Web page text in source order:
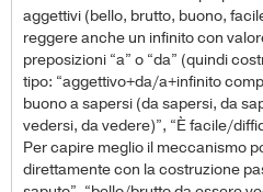
aggettivi (bello, brutto, buono,
reggere anche un infinito con
preposizioni “a” o “da” (quindi
tipo: “aggettivo+da/a+infinito
buono a sapersi (da sapersi, da
vedersi, da vedere)”, “È facile/
Per capire meglio il meccanismo
direttamente con la costruzione